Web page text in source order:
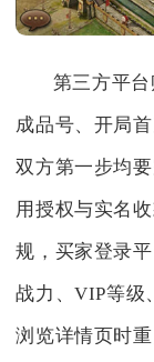
第三方平
成品号、开局
双方第一步均
用授权与实名
规，买家登录
战力、VIP等级
浏览详情页时